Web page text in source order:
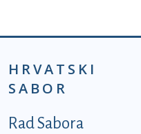
HRVATSKI
SABOR
Podnožje prvi
Rad Sabora